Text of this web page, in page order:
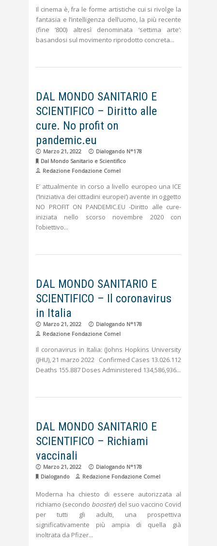
Il cinema è, fra le forme artistiche cui si rivolge la
fantasia e l’intelligenza dell’uomo, la più recente
(fine ‘800) altresì denominata ‘settima arte’:
basandosi sul movimento riprodotto concreta
DAL MONDO SANITARIO E
SCIENTIFICO – Diritto alle
cure. No profit on
pandemic.eu
Marzo 21, 2022
Dialogando N°178
Dal Mondo Sanitario e Scientifico
Redazione Fondazione Comel
E’ attualmente in corso a livello europeo una ICE
(‘Iniziativa dei cittadini europei’) avente in oggetto
NO PROFIT ON PANDEMIC.EU -Diritto alle cure-
iniziata nello scorso novembre 2020 con
l’obiettivo
DAL MONDO SANITARIO E
SCIENTIFICO – Il coronavirus
in Italia
Marzo 21, 2022
Dialogando N°178
Redazione Fondazione Comel
Il coronavirus in Italia: (Johns Hopkins University
(JHU), 21 marzo 2022 Confirmed Cases 13.026.112
Deaths 155.887 Doses Administered 134,586,936
DAL MONDO SANITARIO E
SCIENTIFICO – Richiami
vaccinali
Marzo 21, 2022
Dialogando N°178
Dialogando
Redazione Fondazione Comel
Moderna ha chiesto di essere autorizzata al
richiamo (secondo booster) del suo vaccino Covid
per tutti gli adulti, una prospettiva
significativamente più ampia di quella già
inoltrata da Pfizer